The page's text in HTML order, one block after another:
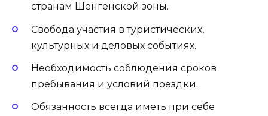
странам Шенгенской зоны.
Свобода участия в туристических,
культурных и деловых событиях.
Необходимость соблюдения сроков
пребывания и условий поездки.
Обязанность всегда иметь при себе